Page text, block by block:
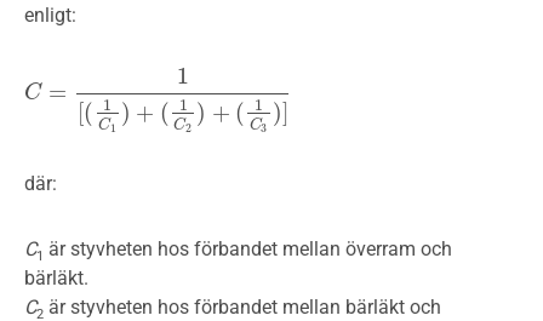
enligt:
C =
1
[( 1
C1
) + ( 1
C2
) + ( 1
C3
)]
C= 1[( 1C1)+(1C2)+(1C3)]
där:
C1
är styvheten hos förbandet mellan överram och
bärläkt.
C2 är styvheten hos förbandet mellan bärläkt och